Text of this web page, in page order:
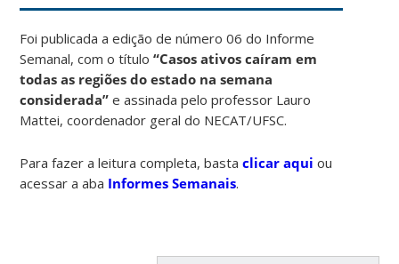
Foi publicada a edição de número 06 do Informe
Semanal, com o título“Casos ativos caíram em
todas as regiões do estado na semana
considerada” e assinada pelo professor Lauro
Mattei, coordenador geral do NECAT/UFSC.
Para fazer a leitura completa, bastaclicar aqui ou
acessar a aba Informes Semanais.